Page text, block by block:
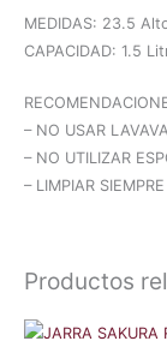
MEDIDAS: 23.5
CAPACIDAD: 1.5
– NO USAR
– NO UTILIZAR
– LIMPIAR
Productos